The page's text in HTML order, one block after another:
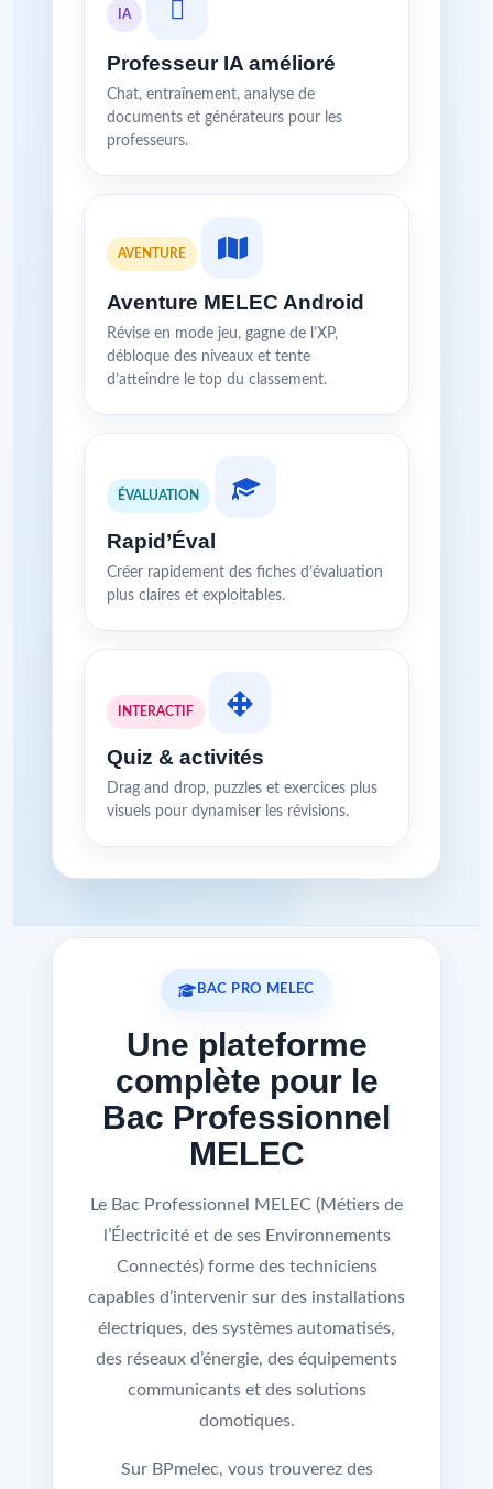
IA
Professeur IA amélioré
Chat, entraînement, analyse de
documents et générateurs pour les
professeurs.
AVENTURE
Aventure MELEC Android
Révise en mode jeu, gagne de l’XP,
débloque des niveaux et tente
d’atteindre le top du classement.
ÉVALUATION
Rapid’Éval
Créer rapidement des fiches d’évaluation
plus claires et exploitables.
INTERACTIF
Quiz & activités
Drag and drop, puzzles et exercices plus
visuels pour dynamiser les révisions.
BAC PRO MELEC
Une plateforme
complète pour le
Bac Professionnel
MELEC
Le Bac Professionnel MELEC (Métiers de
l’Électricité et de ses Environnements
Connectés) forme des techniciens
capables d’intervenir sur des installations
électriques, des systèmes automatisés,
des réseaux d’énergie, des équipements
communicants et des solutions
domotiques.
Sur BPmelec, vous trouverez des